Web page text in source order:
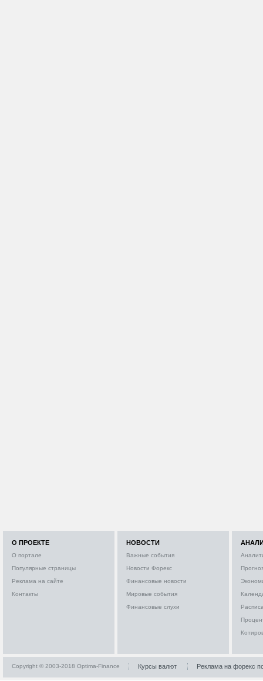
О ПРОЕКТЕ
О портале
Популярные страницы
Реклама на сайте
Контакты
НОВОСТИ
Важные события
Новости Форекс
Финансовые новости
Мировые события
Финансовые слухи
Copyright © 2003-2018 Optima-Finance Курсы валют Реклама на форекс